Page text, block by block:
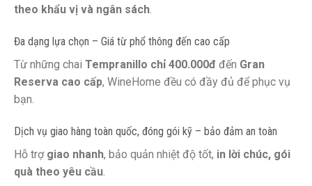
theo khẩu vị và ngân sách.
Đa dạng lựa chọn – Giá từ phổ thông đến cao cấp
Từ những chai Tempranillo chỉ 400.000đ đến Gran
Reserva cao cấp, WineHome đều có đầy đủ để phục vụ
bạn.
Dịch vụ giao hàng toàn quốc, đóng gói kỹ – bảo đảm an toàn
Hỗ trợ giao nhanh, bảo quản nhiệt độ tốt, in lời chúc, gói
quà theo yêu cầu